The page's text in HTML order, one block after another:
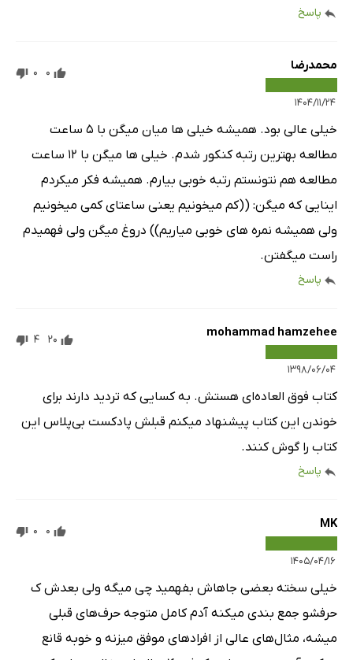
پاسخ
محمدرضا
۱۴۰۴/۱۱/۲۴
0
0
خیلی عالی بود. همیشه خیلی ها میان میگن با ۵ ساعت
مطالعه بهترین رتبه کنکور شدم. خیلی ها میگن با ۱۲ ساعت
مطالعه هم نتونستم رتبه خوبی بیارم. همیشه فکر میکردم
اینایی که میگن: ((کم میخونیم یعنی ساعتای کمی میخونیم
ولی همیشه نمره های خوبی میاریم)) دروغ میگن ولی فهمیدم
راست میگفتن.
پاسخ
mohammad hamzehee
۱۳۹۸/۰۶/۰۴
20
4
کتاب فوق العاده‌ای هستش. به کسایی که تردید دارند برای
خوندن این کتاب پیشنهاد میکنم قبلش پادکست بی‌پلاس این
کتاب را گوش کنند.
پاسخ
MK
۱۴۰۵/۰۴/۱۶
0
0
خیلی سخته بعضی جاهاش بفهمید چی میگه ولی بعدش ک
حرفشو جمع بندی میکنه آدم کامل متوجه حرف‌های قبلی
میشه، مثال‌های عالی از افراد‌های موفق میزنه و خوبه قانع